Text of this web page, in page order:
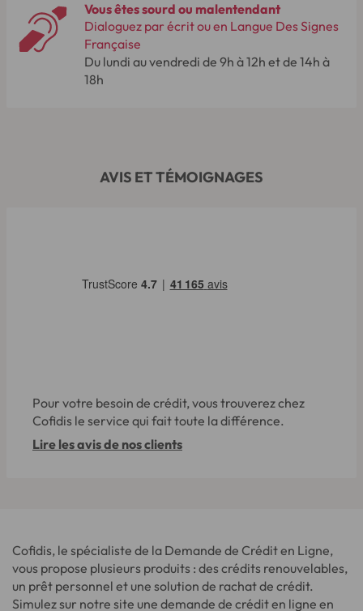
Vous êtes sourd ou malentendant
Dialoguez par écrit ou en Langue Des Signes
Française
Du lundi au vendredi de 9h à 12h et de 14h à
18h
AVIS ET TÉMOIGNAGES
Pour votre besoin de crédit, vous trouverez chez
Cofidis le service qui fait toute la différence.
Lire les avis de nos clients
Cofidis, le spécialiste de la Demande de Crédit en Ligne,
vous propose plusieurs produits : des crédits renouvelables,
un prêt personnel et une solution de rachat de crédit.
Simulez sur notre site une demande de crédit en ligne en